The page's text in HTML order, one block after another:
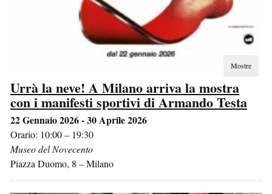
Mostre
Urrà la neve! A Milano arriva la mostra
con i manifesti sportivi di Armando Testa
22 Gennaio 2026 - 30 Aprile 2026
Orario: 10:00 – 19:30
Museo del Novecento
Piazza Duomo, 8 –Milano